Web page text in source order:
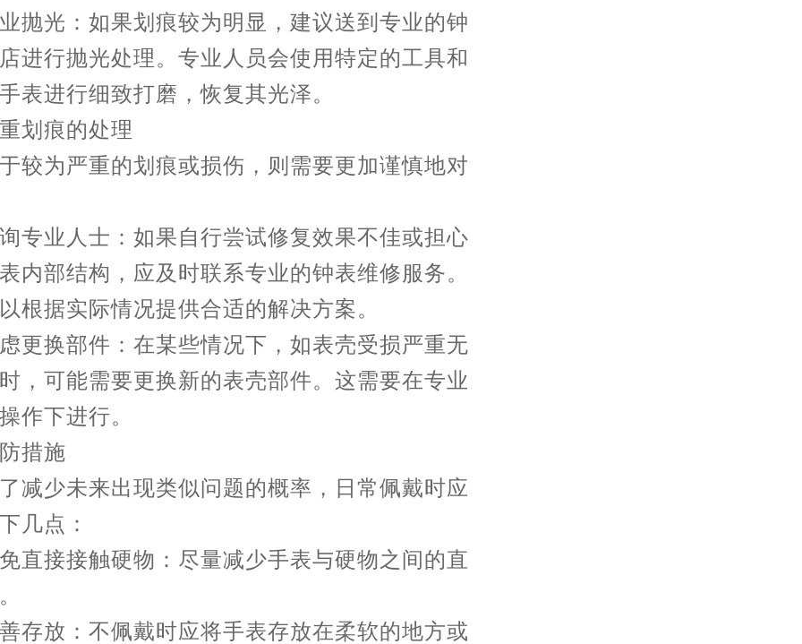
：如果划痕较为明显，建议送到专业的钟
进行抛光处理。专业人员会使用特定的工具和
表进行细致打磨，恢复其光泽。
痕的处理
严重的划痕或损伤，则需要更加谨慎地对
人士：如果自行尝试修复效果不佳或担心
内部结构，应及时联系专业的钟表维修服务。
根据实际情况提供合适的解决方案。
部件：在某些情况下，如表壳受损严重无
，可能需要更换新的表壳部件。这需要在专业
作下进行。
施
未来出现类似问题的概率，日常佩戴时应
几点：
接触硬物：尽量减少手表与硬物之间的直
：不佩戴时应将手表存放在柔软的地方或